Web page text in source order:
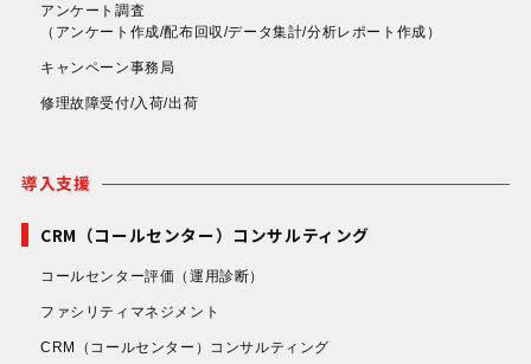
アンケート調査
（アンケート作成/配布回収/データ集計/分析レポート作成）
キャンペーン事務局
修理故障受付/入荷/出荷
導入支援
CRM（コールセンター）コンサルティング
コールセンター評価 （運用診断）
ファシリティマネジメント
CRM（コールセンター）コンサルティング